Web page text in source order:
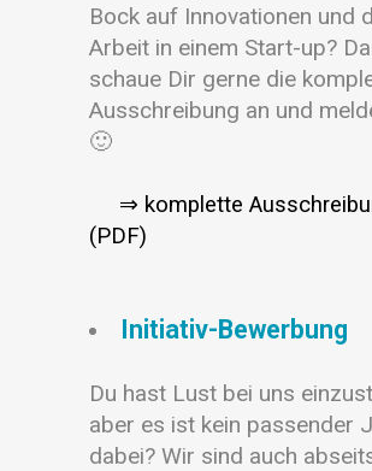
Bock auf Innovationen und
Arbeit in einem Start-up?
schaue Dir gerne die
Ausschreibung an und
🙂
⇒ komplette
(PDF)
Initiativ-Bewerbung
Du hast Lust bei uns
aber es ist kein passender
dabei? Wir sind auch